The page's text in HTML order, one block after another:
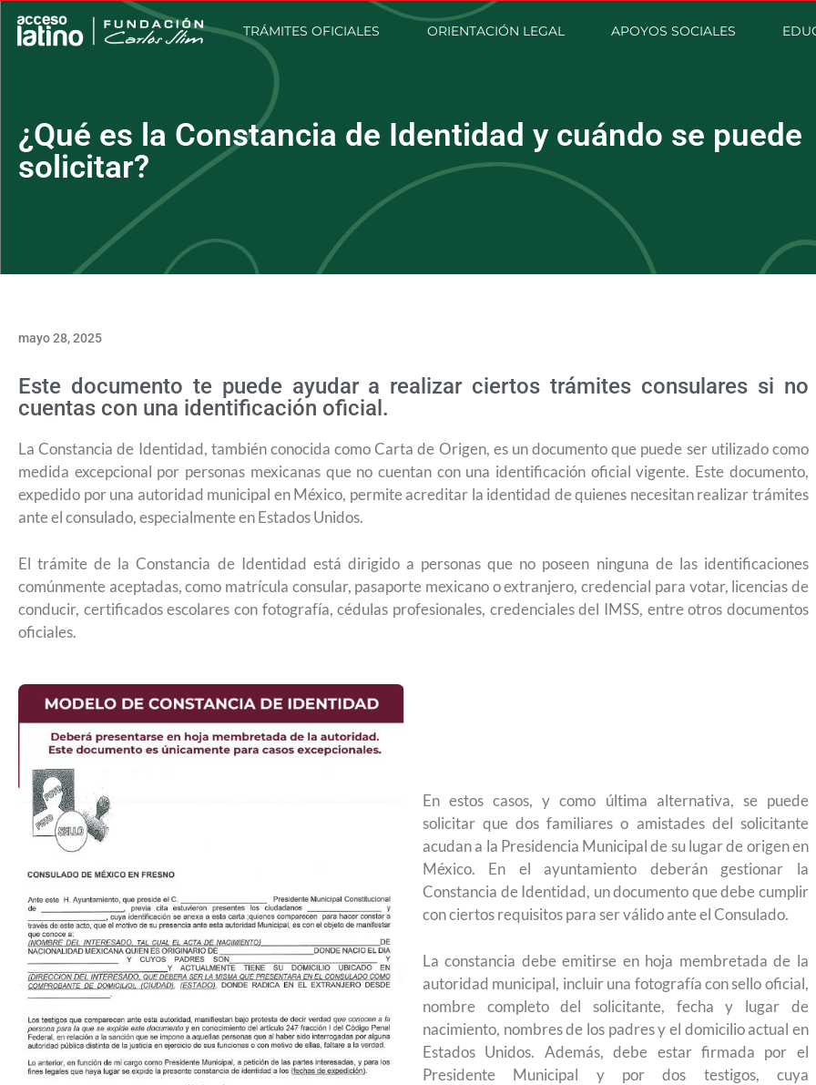
TRÁMITES OFICIALES ORIENTACIÓN LEGAL APOYOS SOCIALES
¿Qué es la Constancia de Identidad y cuándo se puede
solicitar?
mayo 28, 2025
Este documento te puede ayudar a realizar ciertos trámites consulares si no
cuentas con una identificación oficial.
La Constancia de Identidad, también conocida como Carta de Origen, es un documento que puede ser utilizado como
medida excepcional por personas mexicanas que no cuentan con una identificación oficial vigente. Este documento,
expedido por una autoridad municipal en México, permite acreditar la identidad de quienes necesitan realizar trámites
ante el consulado, especialmente en Estados Unidos.
El trámite de la Constancia de Identidad está dirigido a personas que no poseen ninguna de las identificaciones
comúnmente aceptadas, como matrícula consular, pasaporte mexicano o extranjero, credencial para votar, licencias de
conducir, certificados escolares con fotografía, cédulas profesionales, credenciales del IMSS, entre otros documentos
oficiales.
En estos casos, y como última alternativa, se puede
solicitar que dos familiares o amistades del solicitante
acudan a la Presidencia Municipal de su lugar de origen en
México. En el ayuntamiento deberán gestionar la
Constancia de Identidad, un documento que debe cumplir
con ciertos requisitos para ser válido ante el Consulado.
La constancia debe emitirse en hoja membretada de la
autoridad municipal, incluir una fotografía con sello oficial,
nombre completo del solicitante, fecha y lugar de
nacimiento, nombres de los padres y el domicilio actual en
Estados Unidos. Además, debe estar firmada por el
Presidente Municipal y por dos testigos, cuya
¿Cómo inscribirse a Jóvenes Construyendo el
Futuro para capacitarse al regresar a México?
Conoce los cursos de construcción en
para el Empleo